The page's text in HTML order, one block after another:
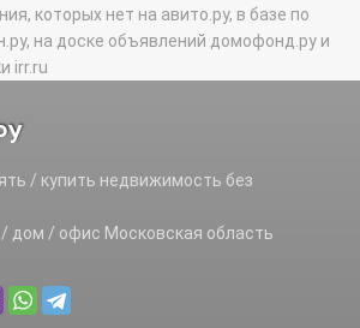
которых нет на авито.ру, в базе по
на доске объявлений домофонд.ру и
irr.ru
/ купить недвижимость без
/ дом / офис Московская область